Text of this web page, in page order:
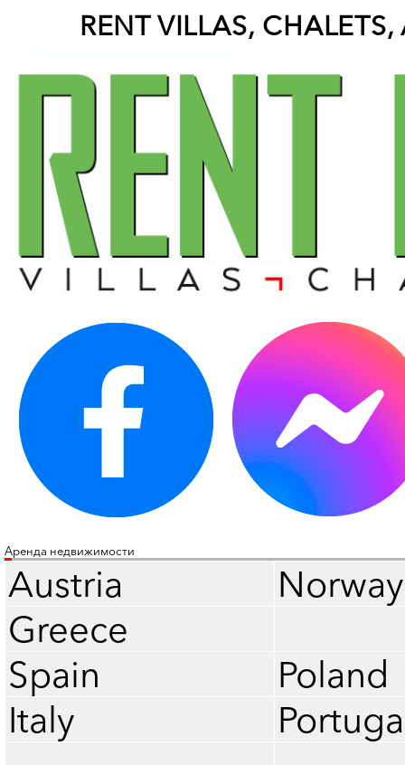
RENT VILLAS,
Аренда недвижимости
Austria
Norway
Greece
Spain
Poland
Italy